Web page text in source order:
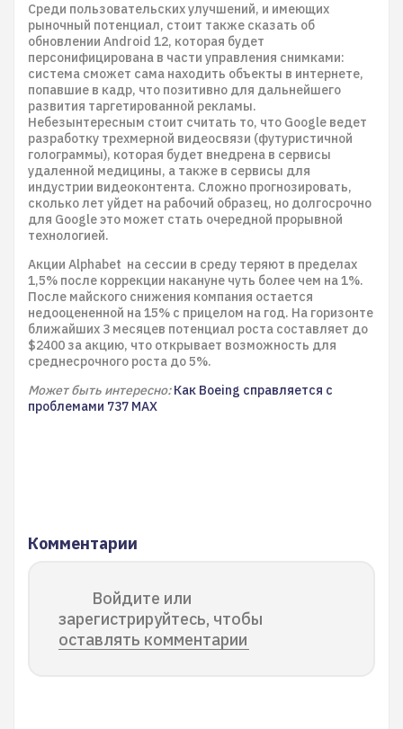
Среди пользовательских улучшений, и имеющих
рыночный потенциал, стоит также сказать об
обновлении Android 12, которая будет
персонифицирована в части управления снимками:
система сможет сама находить объекты в интернете,
попавшие в кадр, что позитивно для дальнейшего
развития таргетированной рекламы.
Небезынтересным стоит считать то, что Google ведет
разработку трехмерной видеосвязи (футуристичной
голограммы), которая будет внедрена в сервисы
удаленной медицины, а также в сервисы для
индустрии видеоконтента. Сложно прогнозировать,
сколько лет уйдет на рабочий образец, но долгосрочно
для Google это может стать очередной прорывной
технологией.
Акции Alphabet на сессии в среду теряют в пределах
1,5% после коррекции накануне чуть более чем на 1%.
После майского снижения компания остается
недооцененной на 15% с прицелом на год. На горизонте
ближайших 3 месяцев потенциал роста составляет до
$2400 за акцию, что открывает возможность для
среднеcрочного роста до 5%.
Может быть интересно: Как Boeing справляется с
проблемами 737 MAX
Комментарии
Войдите или
зарегистрируйтесь, чтобы
оставлять комментарии